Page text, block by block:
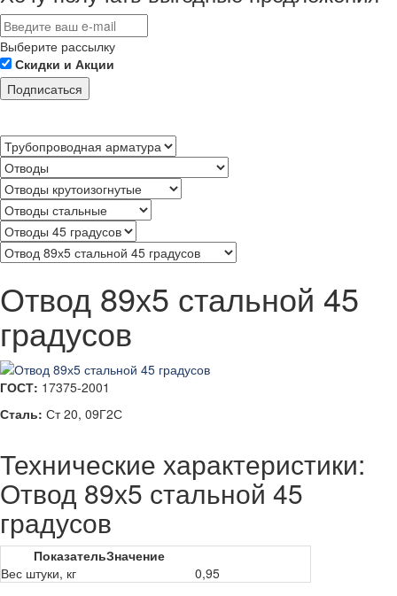
Выберите рассылку
Скидки и Акции
Подписаться
Отвод 89х5 стальной 45
градусов
ГОСТ: 17375-2001
Сталь: Ст 20, 09Г2С
Технические характеристики:
Отвод 89х5 стальной 45
градусов
ПоказательЗначение
Вес штуки, кг
0,95